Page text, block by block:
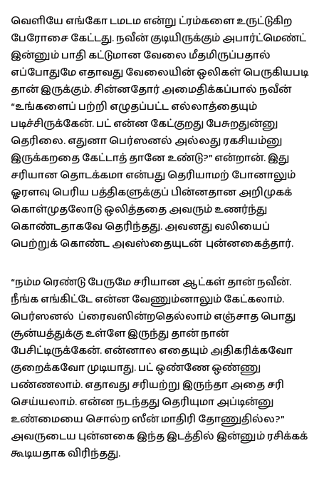
வெளியே எங்கோ டமடம என்று ட்ரம்களை உருட்டுகிற
பேரோசை கேட்டது. நவீன் குடியிருக்கும் அபார்ட்மெண்ட்
இன்னும் பாதி கட்டுமான வேலை மீதமிருப்பதால்
எப்போதுமே எதாவது வேலையின் ஒலிகள் பெருகியபடி
தான் இருக்கும். சின்னதோர் அமைதிக்கப்பால் நவீன்
“உங்களைப் பற்றி எழுதப்பட்ட எல்லாத்தையும்
படிச்சிருக்கேன். பட் என்ன கேட்குறது பேசுறதுன்னு
தெரிலை. எதுனா பெர்ஸனல் அல்லது ரகசியம்னு
இருக்கறதை கேட்டாத் தானே உண்டு?” என்றான். இது
சரியான தொடக்கமா என்பது தெரியாமற் போனாலும்
ஓரளவு பெரிய பத்திகளுக்குப் பின்னதான அறிமுகக்
கொள்முதலோடு ஒலித்ததை அவரும் உணர்ந்து
கொண்டதாகவே தெரிந்தது. அவனது வலியைப்
பெற்றுக் கொண்ட அவஸ்தையுடன் புன்னகைத்தார்.
“நம்ம ரெண்டு பேருமே சரியான ஆட்கள் தான் நவீன்.
நீங்க எங்கிட்டே என்ன வேணும்னாலும் கேட்கலாம்.
பெர்ஸனல் ப்ரைவஸின்றதெல்லாம் எஞ்சாத பொது
சூன்யத்துக்கு உள்ளே இருந்து தான் நான்
பேசிட்டிருக்கேன். என்னால எதையும் அதிகரிக்கவோ
குறைக்கவோ முடியாது. பட் ஒண்ணே ஒண்ணு
பண்ணலாம். எதாவது சரியற்று இருந்தா அதை சரி
செய்யலாம். என்ன நடந்தது தெரியுமா அப்டின்னு
உண்மையை சொல்ற ஸீன் மாதிரி தோணுதில்ல?”
அவருடைய புன்னகை இந்த இடத்தில் இன்னும் ரசிக்கக்
கூடியதாக விரிந்தது.